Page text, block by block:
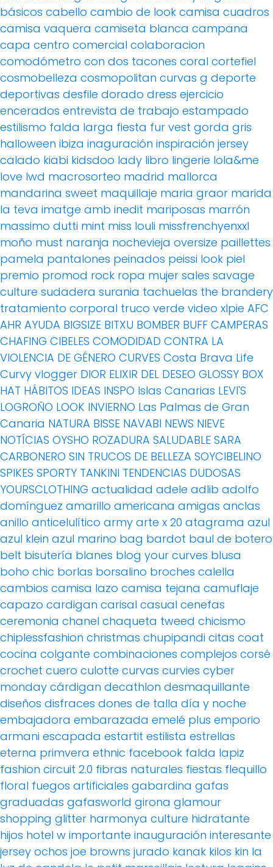
básicos cabello cambio de look camisa cuadros
camisa vaquera camiseta blanca campana
capa centro comercial colaboracion
comodómetro con dos tacones coral cortefiel
cosmobelleza cosmopolitan curvas g deporte
deportivas desfile dorado dress ejercicio
encerados entrevista de trabajo estampado
estilismo falda larga fiesta fur vest gorda gris
halloween ibiza inaguración inspiración jersey
calado kiabi kidsdoo lady libro lingerie lola&me
love lwd macrosorteo madrid mallorca
mandarina sweet maquillaje maria graor marida
la teva imatge amb inedit mariposas marrón
massimo dutti mint miss louli missfrenchyenxxl
moño must naranja nochevieja oversize paillettes
pamela pantalones peinados peissi look piel
premio promod rock ropa mujer sales savage
culture sudadera surania tachuelas the brandery
tratamiento corporal truco verde video xlpie AFC
AHR AYUDA BIGSIZE BITXU BOMBER BUFF CAMPERAS
CHAFING CIBELES COMODIDAD CONTRA LA
VIOLENCIA DE GÉNERO CURVES Costa Brava Life
Curvy vlogger DIOR ELIXIR DEL DESEO GLOSSY BOX
HAT HÁBITOS IDEAS INSPO Islas Canarias LEVI'S
LOGROÑO LOOK INVIERNO Las Palmas de Gran
Canaria NATURA BISSE NAVABI NEWS NIEVE
NOTÍCIAS OYSHO ROZADURA SALUDABLE SARA
CARBONERO SIN TRUCOS DE BELLEZA SOYCIBELINO
SPIKES SPORTY TANKINI TENDENCIAS DUDOSAS
YOURSCLOTHING actualidad adele adlib adolfo
domínguez amarillo americana amigas anclas
anillo anticelulítico army arte x 20 atagrama azul
azul klein azul marino bag bardot baul de botero
belt bisutería blanes blog your curves blusa
boho chic borlas borsalino broches calella
cambios camisa lazo camisa tejana camuflaje
capazo cardigan carisal casual cenefas
ceremonia chanel chaqueta tweed chicismo
chiplessfashion christmas chupipandi citas coat
cocina colgante combinaciones complejos corsé
crochet cuero culotte curvas curvies cyber
monday cárdigan decathlon desmaquillante
diseños disfraces dones de talla día y noche
embajadora embarazada emelé plus emporio
armani escapada estartit estilista estrellas
eterna primvera ethnic facebook falda lapiz
fashion circuit 2.0 fibras naturales fiestas flequillo
floral fuegos artificiales gabardina gafas
graduadas gafasworld girona glamour
shopping glitter harmonya culture hidratante
hijos hotel w importante inauguración interesante
jersey ochos joe browns jurado kanak kilos kin la